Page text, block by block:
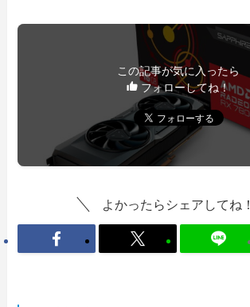
この記事が気に入ったら
フォローしてね！
よかったらシェアしてね！